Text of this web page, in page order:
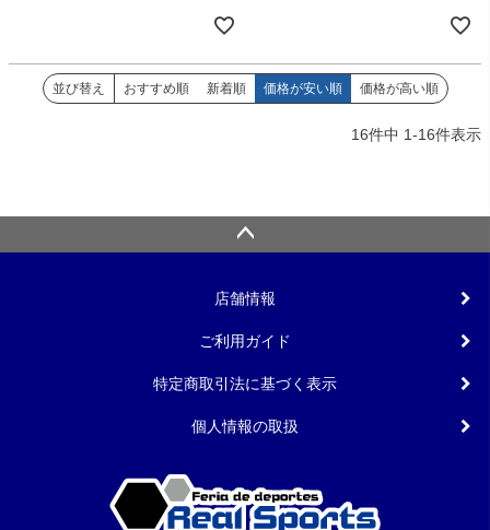
並び替え おすすめ順 新着順 価格が安い順 価格が高い順
16件中 1-16件表示
店舗情報
ご利用ガイド
特定商取引法に基づく表示
個人情報の取扱